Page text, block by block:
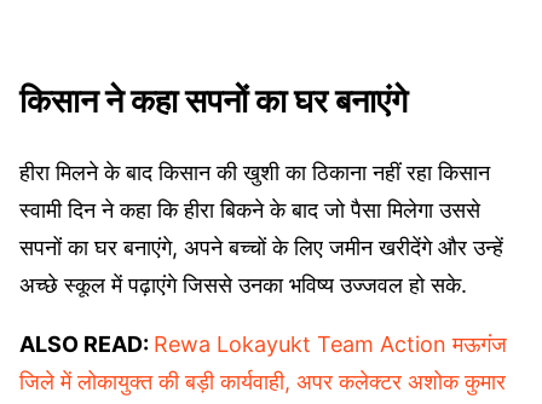
किसान ने कहा सपनों का घर बनाएंगे
हीरा मिलने के बाद किसान की खुशी का ठिकाना नहीं रहा किसान
स्वामी दिन ने कहा कि हीरा बिकने के बाद जो पैसा मिलेगा उससे
सपनों का घर बनाएंगे, अपने बच्चों के लिए जमीन खरीदेंगे और उन्हें
अच्छे स्कूल में पढ़ाएंगे जिससे उनका भविष्य उज्जवल हो सके.
ALSO READ: Rewa Lokayukt Team Action मऊगंज
जिले में लोकायुक्त की बड़ी कार्यवाही, अपर कलेक्टर अशोक कुमार